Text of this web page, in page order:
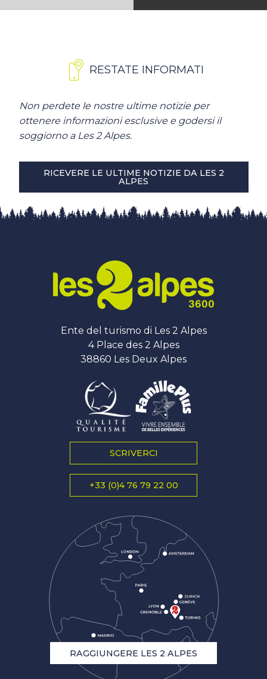
RESTATE INFORMATI
Non perdete le nostre ultime notizie per
ottenere informazioni esclusive e godersi il
soggiorno a Les 2 Alpes.
RICEVERE LE ULTIME NOTIZIE DA LES 2
ALPES
Ente del turismo di Les 2 Alpes
4 Place des 2 Alpes
38860 Les Deux Alpes
SCRIVERCI
+33 (0)4 76 79 22 00
RAGGIUNGERE LES 2 ALPES